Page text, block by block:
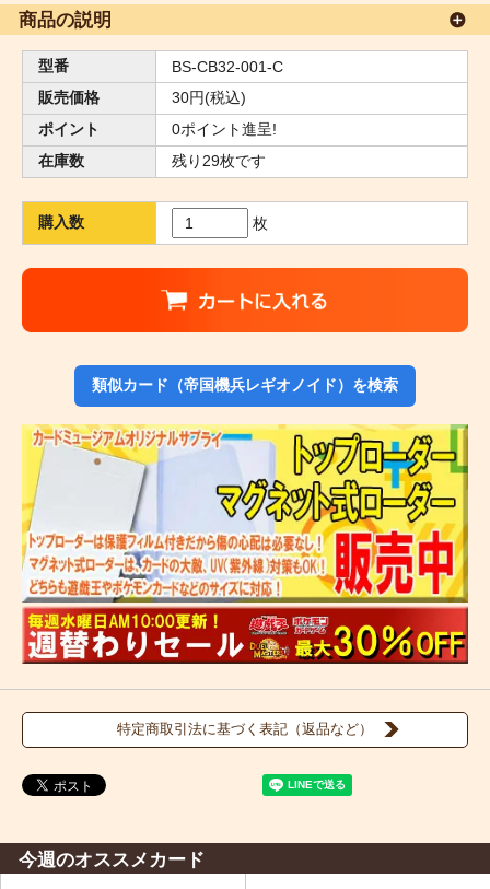
商品の説明
型番
BS-CB32-001-C
販売価格
30円(税込)
ポイント
0ポイント進呈!
在庫数
残り29枚です
購入数 枚
類似カード（帝国機兵レギオノイド）を検索
特定商取引法に基づく表記（返品など）
今週のオススメカード